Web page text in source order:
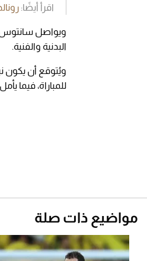
اقرأ أيضًا:
ويواصل سانتوس
البدنية والفنية.
ويُتوقع أن يكون
للمباراة، فيما
مواضيع ذات صلة